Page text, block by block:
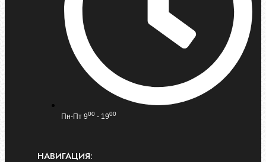
Пн-Пт 900 - 1900
НАВИГАЦИЯ: